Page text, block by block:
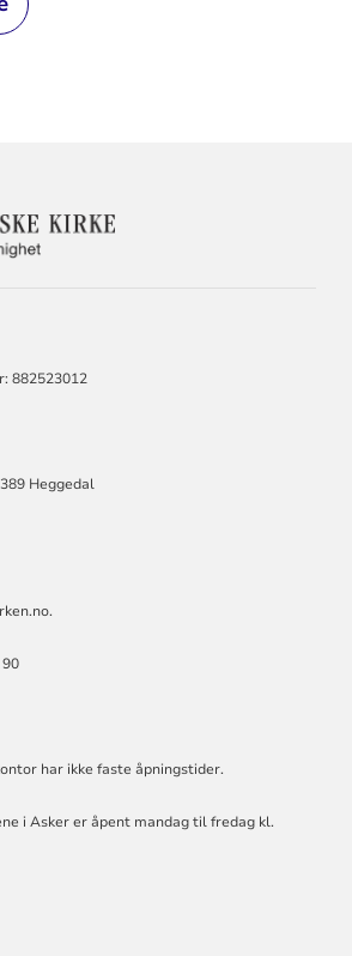
KONTAKTINFORMASJON
882523012
Heggedal
.
har ikke faste åpningstider.
i Asker er åpent mandag til fredag kl.